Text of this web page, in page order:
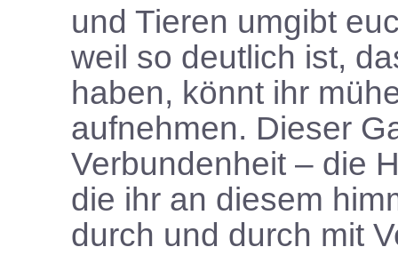
und Tieren umgibt
weil so deutlich ist,
haben, könnt ihr
aufnehmen. Dieser
Verbundenheit – die
die ihr an diesem
durch und durch mit